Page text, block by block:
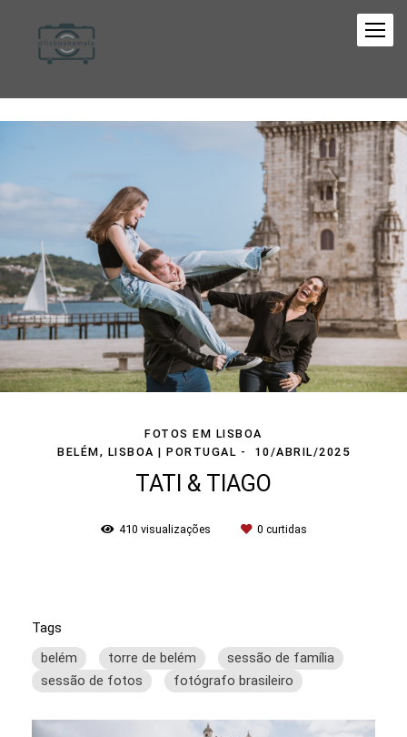
FOTOS EM LISBOA
BELÉM, LISBOA | PORTUGAL
10/ABRIL/2025
TATI & TIAGO
410 visualizações 0 curtidas
Tags
belém
torre de belém
sessão de família
sessão de fotos
fotógrafo brasileiro